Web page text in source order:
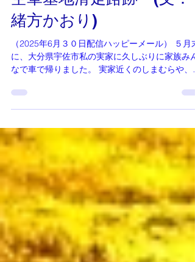
空軍基地滑走路跡 (文：
緒方かおり)
（2025年6月３０日配信ハッピーメール） ５月末
に、大分県宇佐市私の実家に久しぶりに家族みん
なで車で帰りました。 実家近くのしまむらや、西
供達だったので通り過ぎるタイミングで、２８歳
の息子が「寄ろ！行きたい！」えっ(;ﾟДﾟ)!急に言
わんといてと思いながら…私の本心は行きたかっ
たので良かった～！ 慰霊碑のある所に行きまし
た。写真をご覧下さいね。 私は高校看護学校時代3
年間、何気に通学路としていた所が、若い兵隊が
神風特攻隊として飛び立った跡地だったのです。
かつて滑走路があった場所には、フラワーロー
号線（市道）が通っています。道路沿いには、特
攻隊員を見送った人をイメージしたモニュメント
と、米国から送られたハナミズキが植えられてい